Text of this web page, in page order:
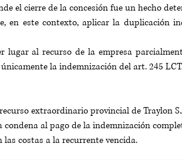
el cierre de la concesión fue un hecho
en este contexto, aplicar la duplicación
lugar al recurso de la empresa
la indemnización del art. 245
extraordinario provincial de Traylon
condena al pago de la indemnización
las costas a la recurrente vencida.